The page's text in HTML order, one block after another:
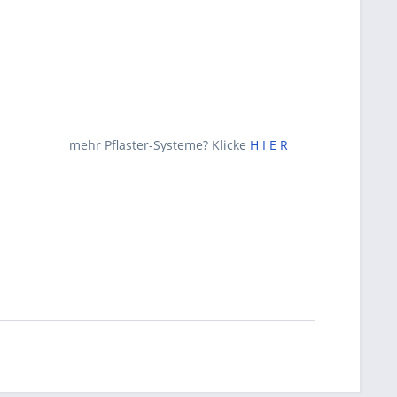
mehr Pflaster-Systeme? Klicke H I E R